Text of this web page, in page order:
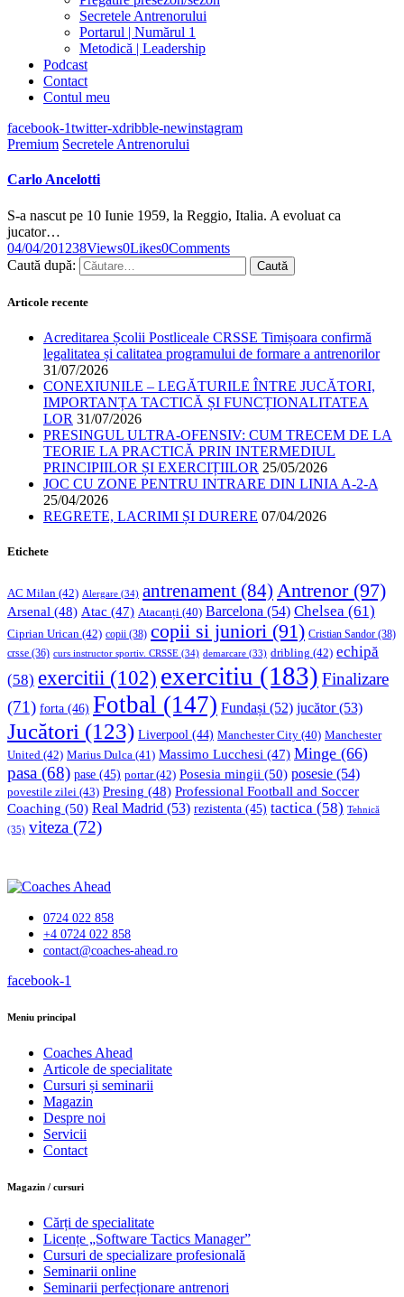
Secretele Antrenorului
Portarul | Numărul 1
Metodică | Leadership
Podcast
Contact
Contul meu
facebook-1twitter-xdribble-newinstagram
Premium Secretele Antrenorului
Carlo Ancelotti
S-a nascut pe 10 Iunie 1959, la Reggio, Italia. A evoluat ca
jucator…
04/04/201238Views0Likes0Comments
Caută după:
Articole recente
Acreditarea Școlii Postliceale CRSSE Timișoara confirmă
legalitatea și calitatea programului de formare a antrenorilor
31/07/2026
CONEXIUNILE – LEGĂTURILE ÎNTRE JUCĂTORI,
IMPORTANȚA TACTICĂ ȘI FUNCȚIONALITATEA
LOR 31/07/2026
PRESINGUL ULTRA-OFENSIV: CUM TRECEM DE LA
TEORIE LA PRACTICĂ PRIN INTERMEDIUL
PRINCIPIILOR ȘI EXERCIȚIILOR 25/05/2026
JOC CU ZONE PENTRU INTRARE DIN LINIA A-2-A
25/04/2026
REGRETE, LACRIMI ȘI DURERE 07/04/2026
Etichete
AC Milan (42) Alergare (34) antrenament (84) Antrenor(97)
Arsenal (48) Atac (47) Atacanți (40) Barcelona (54) Chelsea (61)
Ciprian Urican (42) copii (38) copii si juniori (91) Cristian Sandor (38)
crsse (36) curs instructor sportiv. CRSSE (34) demarcare (33) dribling (42) echipă
(58) exercitii (102) exercitiu (183) Finalizare
(71) forta (46) Fotbal (147) Fundași (52) jucător(53)
Jucători (123) Liverpool (44) Manchester City (40) Manchester
United (42) Marius Dulca (41) Massimo Lucchesi (47) Minge (66)
pasa (68) pase (45) portar(42) Posesia mingii (50) posesie (54)
povestile zilei (43) Presing (48) Professional Football and Soccer
Coaching (50) Real Madrid (53) rezistenta (45) tactica (58) Tehnică
(35) viteza (72)
0724 022 858
+4 0724 022 858
contact@coaches-ahead.ro
facebook-1
Meniu principal
Coaches Ahead
Articole de specialitate
Cursuri și seminarii
Magazin
Despre noi
Servicii
Contact
Magazin / cursuri
Cărți de specialitate
Licențe „Software Tactics Manager”
Cursuri de specializare profesională
Seminarii online
Seminarii perfecționare antrenori